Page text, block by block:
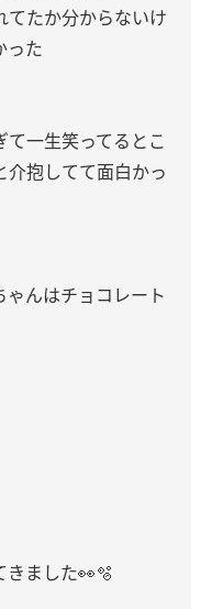
てたか分からないけ
った
て一生笑ってるとこ
介抱してて面白かっ
ゃんはチョコレート
きました👀🫧